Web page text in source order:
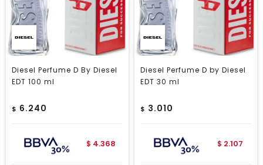
Diesel Perfume D By Diesel
EDT 100 ml
$ 6.240
$ 4.368
Diesel Perfume D by Diesel
EDT 30 ml
$ 3.010
$ 2.107